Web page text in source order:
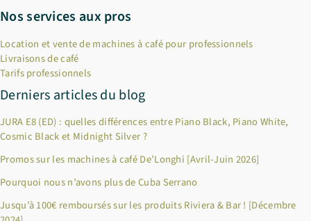
Nos services aux pros
Location et vente de machines à café pour professionnels
Livraisons de café
Tarifs professionnels
Derniers articles du blog
JURA E8 (ED) : quelles différences entre Piano Black, Piano White,
Cosmic Black et Midnight Silver ?
Promos sur les machines à café De’Longhi [Avril-Juin 2026]
Pourquoi nous n’avons plus de Cuba Serrano
Jusqu’à 100€ remboursés sur les produits Riviera & Bar ! [Décembre